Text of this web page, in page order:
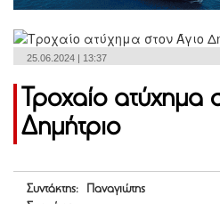
25.06.2024 | 13:37
Τροχαίο ατύχημα
Δημήτριο
Συντάκτης: Παναγιώτης